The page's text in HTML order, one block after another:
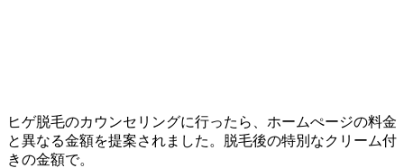
ヒゲ脱毛のカウンセリングに行ったら、ホームぺージの料金
と異なる金額を提案されました。脱毛後の特別なクリーム付
きの金額で。